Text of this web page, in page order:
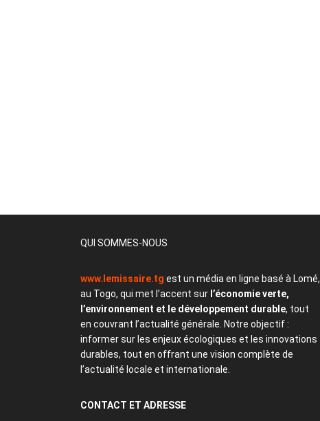
QUI SOMMES-NOUS
www.lemissaire.tg est un média en ligne basé à Lomé,
au Togo, qui met l’accent sur l’économie verte,
l’environnement et le développement durable, tout
en couvrant l’actualité générale. Notre objectif :
informer sur les enjeux écologiques et les innovations
durables, tout en offrant une vision complète de
l’actualité locale et internationale.
CONTACT ET ADRESSE